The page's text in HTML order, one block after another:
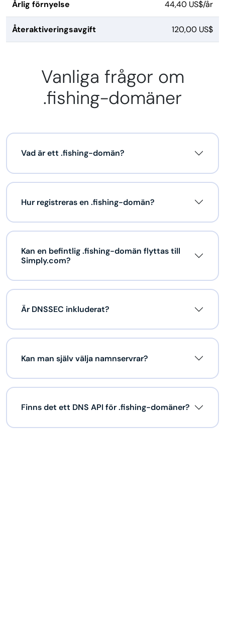
Årlig förnyelse 44,40 US$/år
Återaktiveringsavgift 120,00 US$
Vanliga frågor om
.fishing-domäner
Vad är ett .fishing-domän?
Hur registreras en .fishing-domän?
Kan en befintlig .fishing-domän flyttas till
Simply.com?
Är DNSSEC inkluderat?
Kan man själv välja namnservrar?
Finns det ett DNS API för .fishing-domäner?